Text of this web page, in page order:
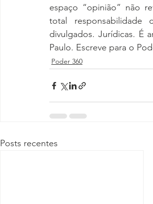
espaço “opinião” não
total responsabilidade
divulgados. Jurídicas. É
Paulo. Escreve para o
Poder 360
Posts recentes